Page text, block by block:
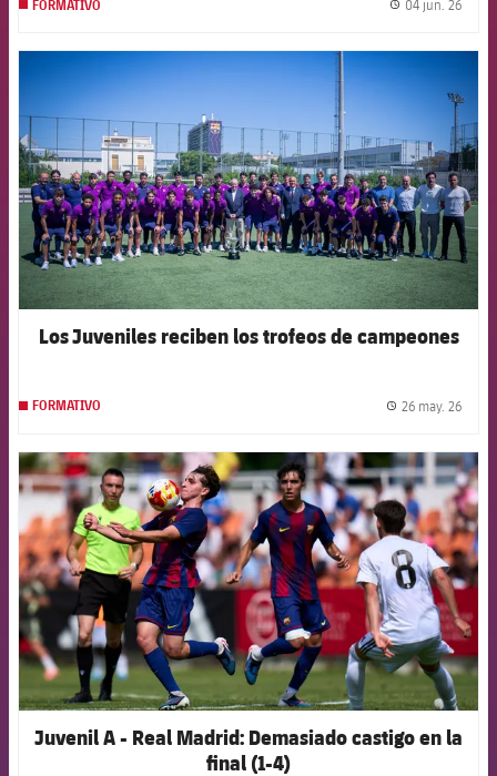
FORMATIVO 04 jun. 26
FCB Barcelona badge
Los Juveniles reciben los trofeos de campeones
FORMATIVO 26 may. 26
FCB Barcelona badge
Juvenil A - Real Madrid: Demasiado castigo en la
final (1-4)